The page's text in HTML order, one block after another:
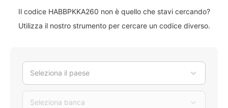
Il codice HABBPKKA260 non è quello che stavi cercando?
Utilizza il nostro strumento per cercare un codice diverso.
Seleziona il paese
Seleziona banca